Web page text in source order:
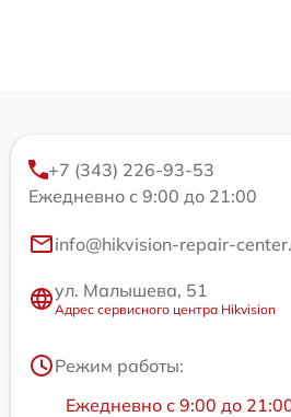
+7 (343) 226-93-53
Ежедневно с 9:00 до 21:00
info@hikvision-repair-
ул. Малышева, 51
Адрес сервисного центра Hikvision
Режим работы:
Ежедневно с 9:00 до